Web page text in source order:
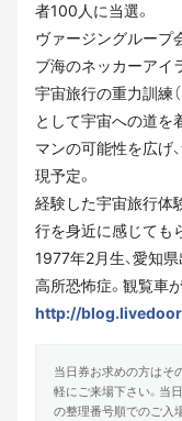
者100人に当選。
ヴァージングループ
ブ海のネッカーアイ
宇宙旅行の重力訓練
として宇宙への道を
マンの可能性を広げ
現予定。
経験した宇宙旅行体
行を身近に感じても
1977年2月生、愛知
高所恐怖症。観覧車が
http://
当日券お求めの方はそ
軽にご来場下さい。当
の整理番号順でのご入